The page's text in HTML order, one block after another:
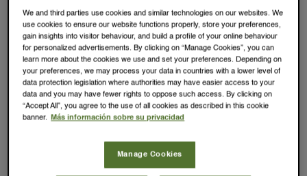
BANANA BREAD
We and third parties use cookies and similar technologies on our websites. We
use cookies to ensure our website functions properly, store your preferences,
gain insights into visitor behaviour, and build a profile of your online behaviour
for personalized advertisements. By clicking on “Manage Cookies”, you can
learn more about the cookies we use and set your preferences. Depending on
your preferences, we may process your data in countries with a lower level of
data protection legislation where authorities may have easier access to your
data and you may have fewer rights to oppose such access. By clicking on
“Accept All”, you agree to the use of all cookies as described in this cookie
banner. Más información sobre su privacidad
Manage Cookies